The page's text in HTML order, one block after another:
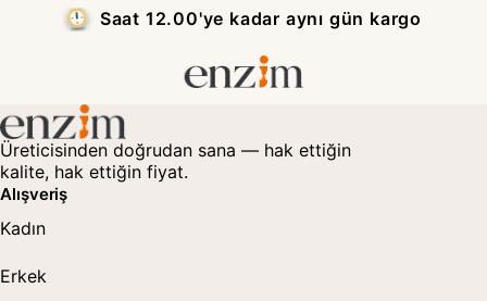
Saat 12.00'ye kadar aynı gün kargo
Üreticisinden doğrudan sana — hak ettiğin
kalite, hak ettiğin fiyat.
Alışveriş
Kadın
Erkek